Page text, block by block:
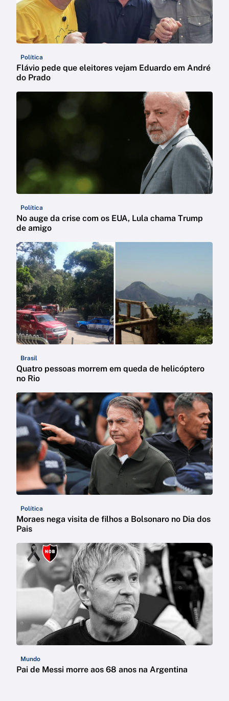
Política
Flávio pede que eleitores vejam Eduardo em André
do Prado
Política
No auge da crise com os EUA, Lula chama Trump
de amigo
Brasil
Quatro pessoas morrem em queda de helicóptero
no Rio
Política
Moraes nega visita de filhos a Bolsonaro no Dia dos
Pais
Mundo
Pai de Messi morre aos 68 anos na Argentina